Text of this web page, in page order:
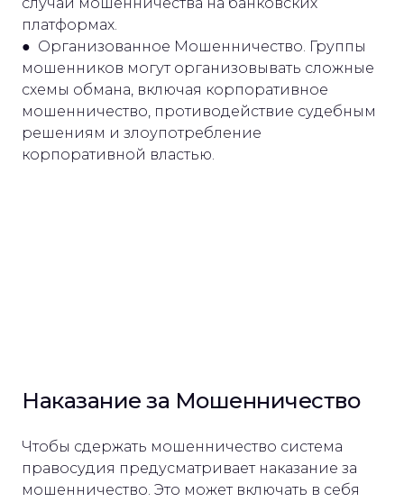
платформах.
● Организованное Мошенничество. Группы
мошенников могут организовывать сложные
схемы обмана, включая корпоративное
мошенничество, противодействие судебным
решениям и злоупотребление
корпоративной властью.
Наказание за Мошенничество
Чтобы сдержать мошенничество система
правосудия предусматривает наказание за
мошенничество. Это может включать в себя